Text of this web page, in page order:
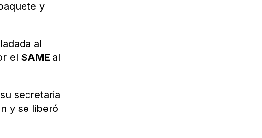
y
al
elSAME al
secretaria
y se liberó